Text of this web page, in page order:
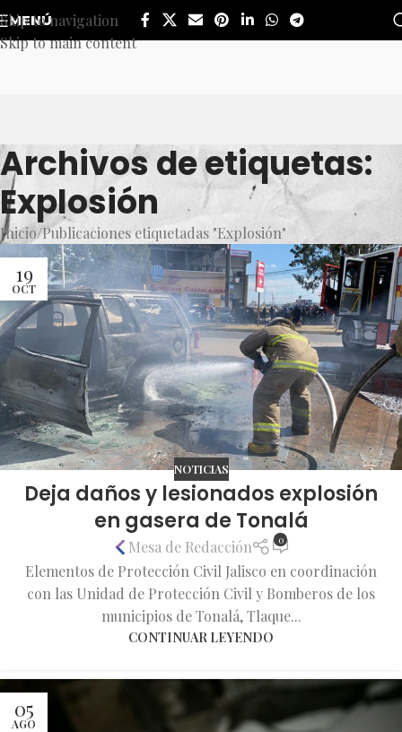
Skip to navigation
Skip to main content
MENÚ
Archivos de etiquetas:
Explosión
Inicio Publicaciones etiquetadas "Explosión"
19
OCT
NOTICIAS
Deja daños y lesionados explosión
en gasera de Tonalá
Mesa de Redacción 0
Elementos de Protección Civil Jalisco en coordinación
con las Unidad de Protección Civil y Bomberos de los
municipios de Tonalá, Tlaque...
CONTINUAR LEYENDO
05
AGO